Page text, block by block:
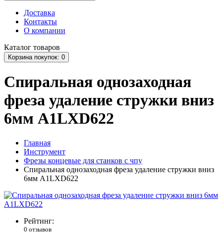
Доставка
Контакты
О компании
Каталог товаров
Корзинапокупок: 0
Спиральная однозаходная
фреза удаление стружки вниз
6мм A1LXD622
Главная
Инструмент
Фрезы концевые для станков с чпу
Спиральная однозаходная фреза удаление стружки вниз
6мм A1LXD622
Рейтинг:
0 отзывов